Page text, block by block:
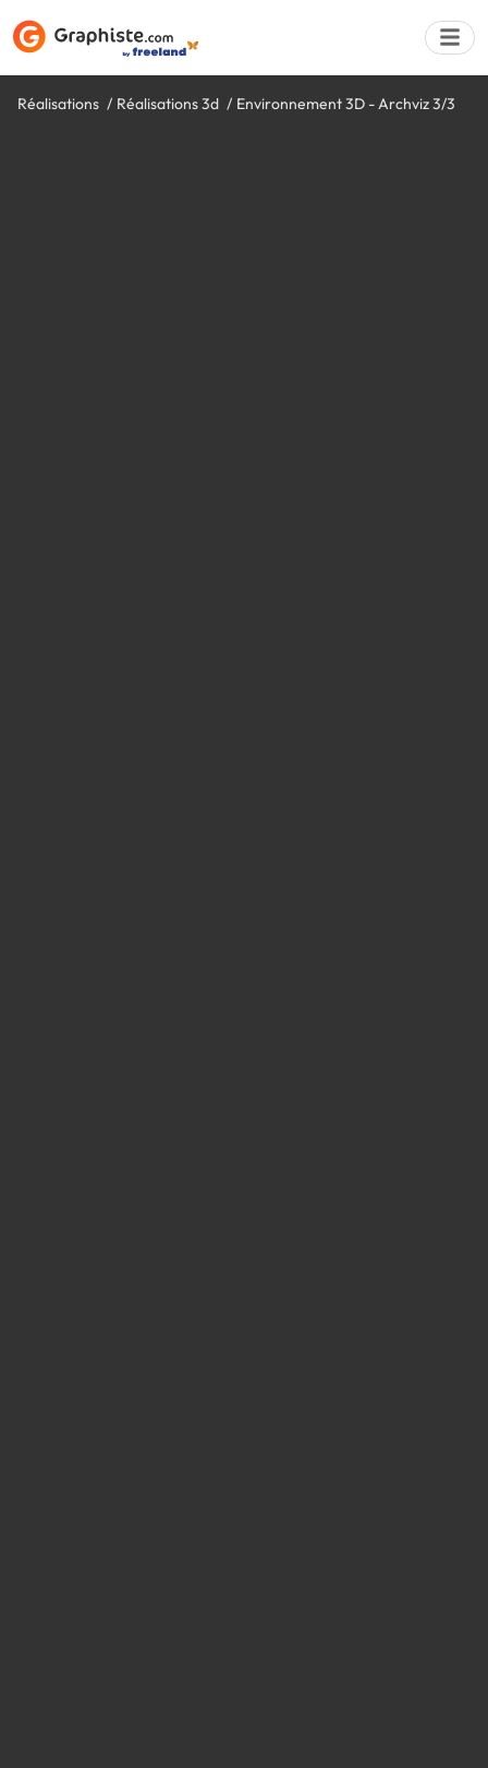
Réalisations Réalisations 3d Environnement 3D - Archviz 3/3